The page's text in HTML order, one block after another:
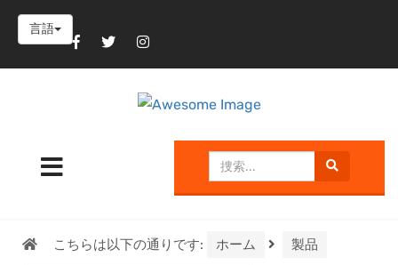
言語
こちらは以下の通りです: ホーム 製品